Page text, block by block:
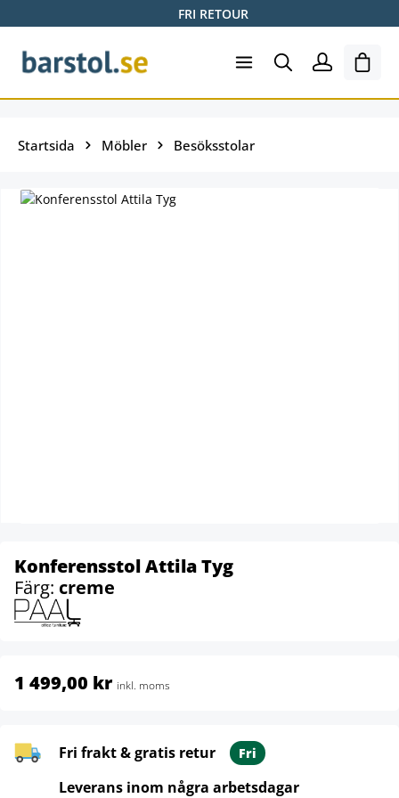
FRI RETOUR
Startsida Möbler Besöksstolar
Konferensstol Attila Tyg
Färg: creme
1 499,00 kr inkl. moms
Fri frakt & gratis retur Fri
Leverans inom några arbetsdagar